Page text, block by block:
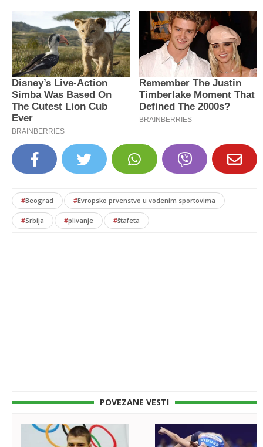
#Beograd #Evropsko prvenstvo u vodenim sportovima
#Srbija #plivanje #štafeta
POVEZANE VESTI